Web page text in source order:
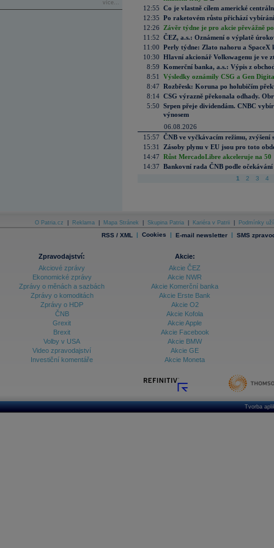
více...
12:55 Co je vlastně cílem americké
12:35 Po raketovém růstu přichází
12:26
Závěr týdne je pro akcie převážně
11:52 ČEZ, a.s.: Oznámení o výplatě
11:00 Perly týdne: Zlato nahoru a SpaceX
10:30 Hlavní akcionář Volkswagenu je ve
8:59 Komerční banka, a.s.: Výpis z
8:51
Výsledky oznámily CSG a Gen
8:47 Rozbřesk: Koruna po holubičím
8:14 CSG výrazně překonala odhady.
5:50 Srpen přeje dividendám. CNBC
výnosem
06.08.2026
15:57 ČNB ve vyčkávacím režimu, zvýšení
15:31
Zásoby plynu v EU jsou pro toto
14:47 Růst MercadoLibre akceleruje na
14:37 Bankovní rada ČNB podle
1 2 3 4
O Patria.cz Reklama Mapa Stránek Skupina Patria Kariéra v Patrii Podmínky
RSS / XML | Cookies | E-mail newsletter | SMS
Zpravodajství:
Akciové zprávy
Ekonomické zprávy
Zprávy o měnách a sazbách
Zprávy o komoditách
Zprávy o HDP
ČNB
Grexit
Brexit
Volby v USA
Video zpravodajství
Investiční komentáře
Akcie:
Akcie ČEZ
Akcie NWR
Akcie Komerční banka
Akcie Erste Bank
Akcie O2
Akcie Kofola
Akcie Apple
Akcie Facebook
Akcie BMW
Akcie GE
Akcie Moneta
Tvorba